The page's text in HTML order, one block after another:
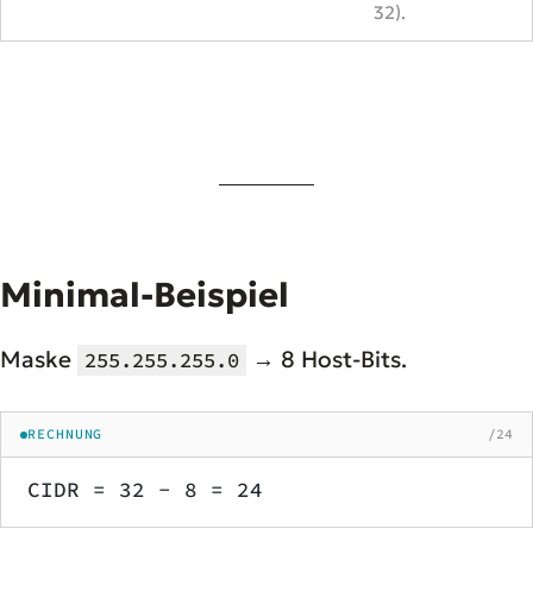
32).
Minimal-Beispiel
Maske 255.255.255.0 → 8 Host-Bits.
RECHNUNG /24
CIDR = 32 − 8 = 24